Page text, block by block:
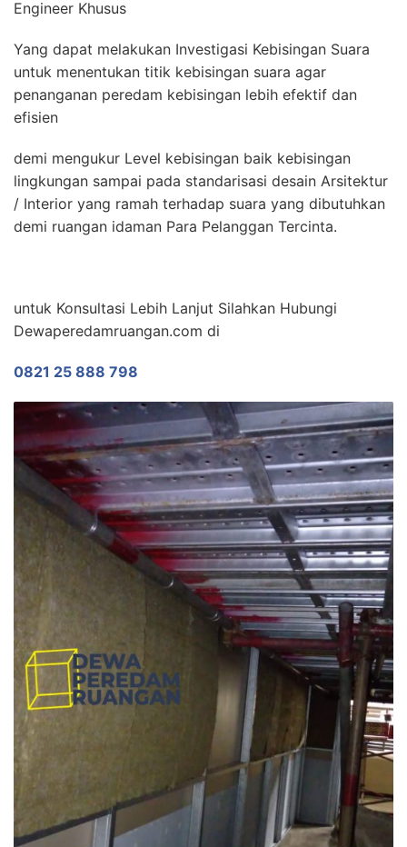
Engineer Khusus
Yang dapat melakukan Investigasi Kebisingan Suara
untuk menentukan titik kebisingan suara agar
penanganan peredam kebisingan lebih efektif dan
efisien
demi mengukur Level kebisingan baik kebisingan
lingkungan sampai pada standarisasi desain Arsitektur
/ Interior yang ramah terhadap suara yang dibutuhkan
demi ruangan idaman Para Pelanggan Tercinta.
untuk Konsultasi Lebih Lanjut Silahkan Hubungi
Dewaperedamruangan.com di
0821 25 888 798